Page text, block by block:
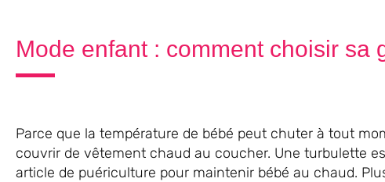
Mode enfant : comment choisir sa
Parce que la température de bébé peut chuter à tout
couvrir de vêtement chaud au coucher. Une turbulette
article de puériculture pour maintenir bébé au chaud.